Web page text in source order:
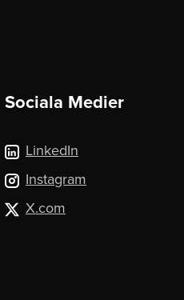
Sociala Medier
LinkedIn
Instagram
X.com